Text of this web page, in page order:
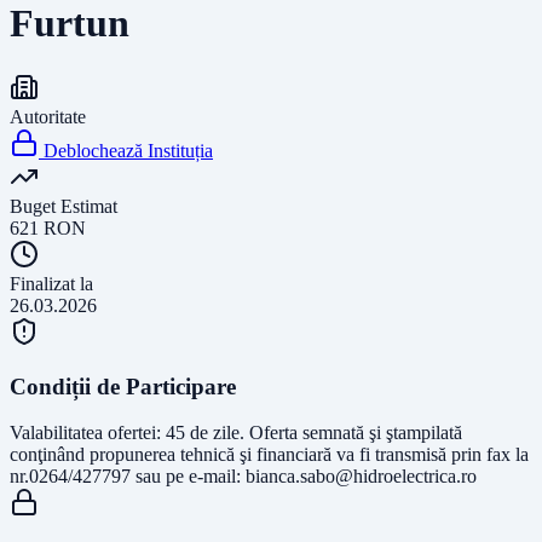
Furtun
Autoritate
Deblochează Instituția
Buget Estimat
621 RON
Finalizat la
26.03.2026
Condiții de Participare
Valabilitatea ofertei: 45 de zile. Oferta semnată şi ştampilată
conţinând propunerea tehnică şi financiară va fi transmisă prin fax la
nr.0264/427797 sau pe e-mail: bianca.sabo@hidroelectrica.ro